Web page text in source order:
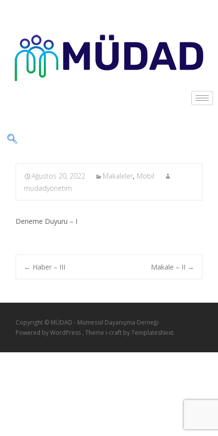
Ağustos 20, 2022 Makaleler, Mobil
mudadyonetim
Deneme Duyuru – I
← Haber – III Makale – II →
Copyright © MÜDAD - Mümessil Dayanışma Derneği
Powered by WordPress , Theme i-craft by TemplatesNext.